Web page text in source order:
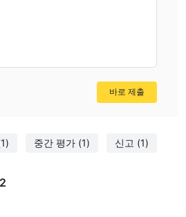
중간 평가 (1) 신고 (1)
바로 제출